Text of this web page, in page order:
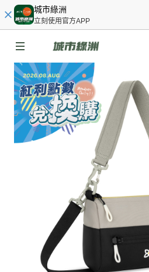
城市綠洲
立刻使用官方APP